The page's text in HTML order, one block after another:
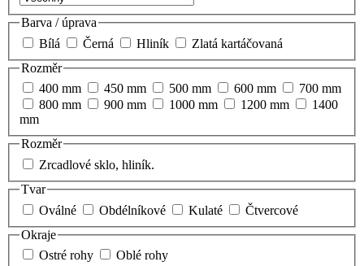
Barva / úprava
Bílá
Černá Hliník
Zlatá kartáčovaná
Rozměr
400 mm
450 mm 500 mm 600 mm
700 mm
800 mm
900 mm 1000 mm 1200 mm
1400
mm
Rozměr
Zrcadlové sklo, hliník.
Tvar
Oválné
Obdélníkové Kulaté
Čtvercové
Okraje
Ostré rohy
Oblé rohy